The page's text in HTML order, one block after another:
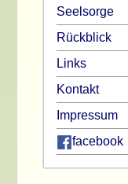
Seelsorge
Rückblick
Links
Kontakt
Impressum
facebook